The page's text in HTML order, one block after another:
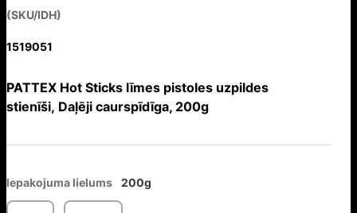
(SKU/IDH)
1519051
PATTEX Hot Sticks līmes pistoles uzpildes
stienīši, Daļēji caurspīdīga, 200g
Iepakojuma lielums 200g